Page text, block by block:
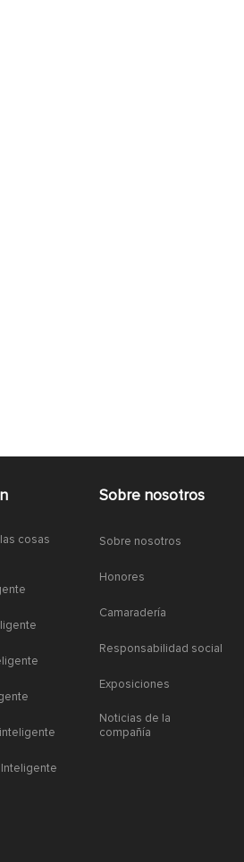
cosas
Sobre nosotros
Sobre nosotros
Honores
Camaradería
Responsabilidad social
Exposiciones
Noticias de la
compañía